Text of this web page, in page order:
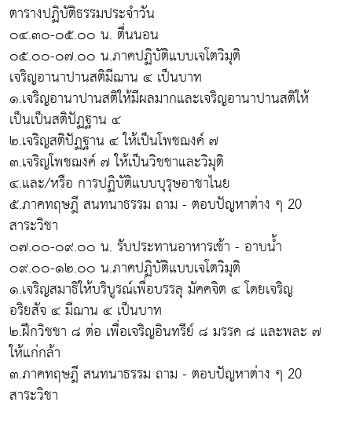
ตารางปฏิบัติธรรมประจำวัน
๐๔.๓๐-๐๕.๐๐ น. ตื่นนอน
๐๕.๐๐-๐๗.๐๐ น.ภาคปฏิบัติแบบเจโตวิมุติ
เจริญอานาปานสติมีฌาน ๔ เป็นบาท
๑.เจริญอานาปานสติให้มีผลมากและเจริญอานาปานสติให้
เป็นเป็นสติปัฏฐาน ๔
๒.เจริญสติปัฏฐาน ๔ ให้เป็นโพชฌงค์ ๗
๓.เจริญโพชฌงค์ ๗ ให้เป็นวิชชาและวิมุติ
๔.และ/หรือ การปฏิบัติแบบบุรุษอาชาไนย
๕.ภาคทฤษฎี สนทนาธรรม ถาม - ตอบปัญหาต่าง ๆ 20
สาระวิชา
๐๗.๐๐-๐๙.๐๐ น. รับประทานอาหารเช้า - อาบน้ำ
๐๙.๐๐-๑๒.๐๐ น.ภาคปฏิบัติแบบเจโตวิมุติ
๑.เจริญสมาธิให้บริบูรณ์เพื่อบรรลุ มัคคจิต ๔ โดยเจริญ
อริยสัจ ๔ มีฌาน ๔ เป็นบาท
๒.ฝึกวิชชา ๘ ต่อ เพื่อเจริญอินทรีย์ ๘ มรรค ๘ และพละ ๗
ให้แก่กล้า
๓.ภาคทฤษฎี สนทนาธรรม ถาม - ตอบปัญหาต่าง ๆ 20
สาระวิชา